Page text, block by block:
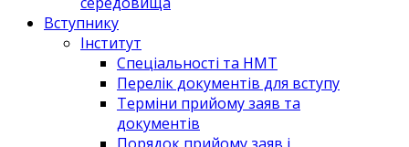
Вступнику
Інститут
Спеціальності та НМТ
Перелік документів для вступу
Терміни прийому заяв та
документів